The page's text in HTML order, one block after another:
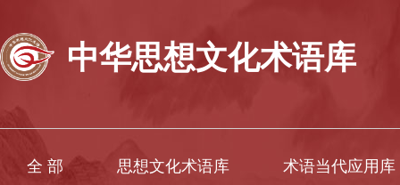
中华思想文化术语库
全 部 思想文化术语库 术语当代应用库